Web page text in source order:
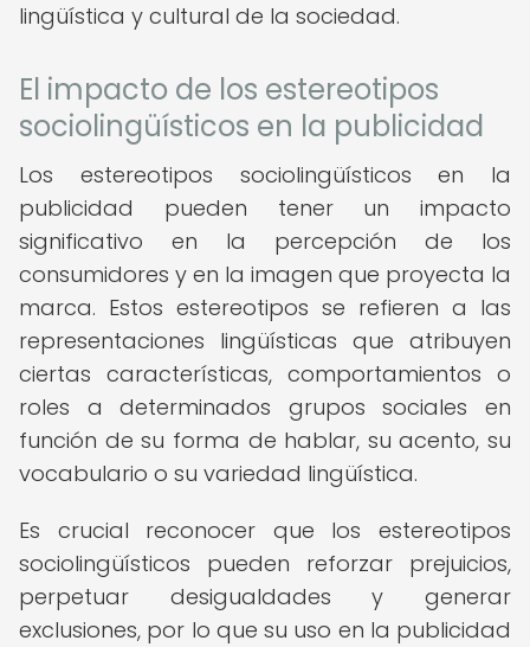
lingüística y cultural de la sociedad.
El impacto de los estereotipos
sociolingüísticos en la publicidad
Los estereotipos sociolingüísticos en la
publicidad pueden tener un impacto
significativo en la percepción de los
consumidores y en la imagen que proyecta la
marca. Estos estereotipos se refieren a las
representaciones lingüísticas que atribuyen
ciertas características, comportamientos o
roles a determinados grupos sociales en
función de su forma de hablar, su acento, su
vocabulario o su variedad lingüística.
Es crucial reconocer que los estereotipos
sociolingüísticos pueden reforzar prejuicios,
perpetuar desigualdades y generar
exclusiones, por lo que su uso en la publicidad